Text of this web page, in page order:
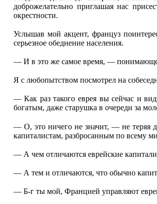
доброжелательно приглашая нас
окрестности.
Услышав мой акцент, француз
серьезное обеднение населения.
— И в это же самое время, —
Я с любопытством посмотрел на
— Как раз такого еврея вы сейчас и
богатым, даже старушка в очереди за
— О, это ничего не значит, — не теряя
капиталистам, разбросанным по всему
— А чем отличаются еврейские
— А тем и отличаются, что обычно
— Б-г ты мой, Францией управляют